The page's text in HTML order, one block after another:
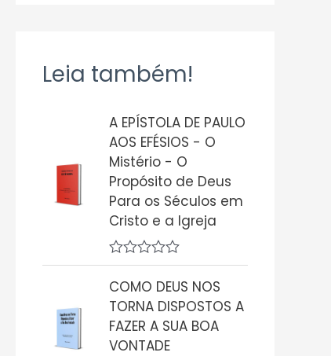
Leia também!
A EPÍSTOLA DE PAULO
AOS EFÉSIOS - O
Mistério - O
Propósito de Deus
Para os Séculos em
Cristo e a Igreja
A
v
a
l
i
a
ç
COMO DEUS NOS
TORNA DISPOSTOS A
FAZER A SUA BOA
VONTADE